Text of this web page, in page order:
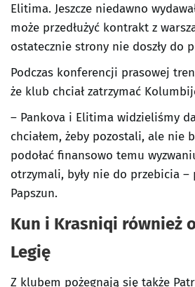
Elitima. Jeszcze niedawno
może przedłużyć kontrakt z
ostatecznie strony nie doszły do
Podczas konferencji prasowej
że klub chciał zatrzymać
– Pankova i Elitima widzieliśmy
chciałem, żeby pozostali, ale nie
podołać finansowo temu
otrzymali, były nie do przebicia –
Papszun.
Kun i Krasniqi również
Legię
Z klubem pożegnają się także